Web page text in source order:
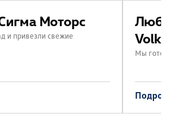
Моторс
и привезли свежие
Мы